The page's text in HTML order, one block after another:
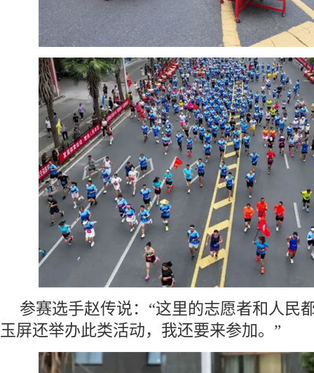
参赛选手赵传说：“这里的志愿者和人民
玉屏还举办此类活动，我还要来参加。”